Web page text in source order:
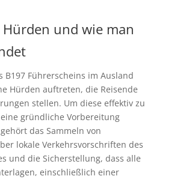
und wie man
B197 Führerscheins im Ausland
Hürden auftreten, die Reisende
stellen. Um diese effektiv zu
gründliche Vorbereitung
das Sammeln von
lokale Verkehrsvorschriften des
und die Sicherstellung, dass alle
einschließlich einer